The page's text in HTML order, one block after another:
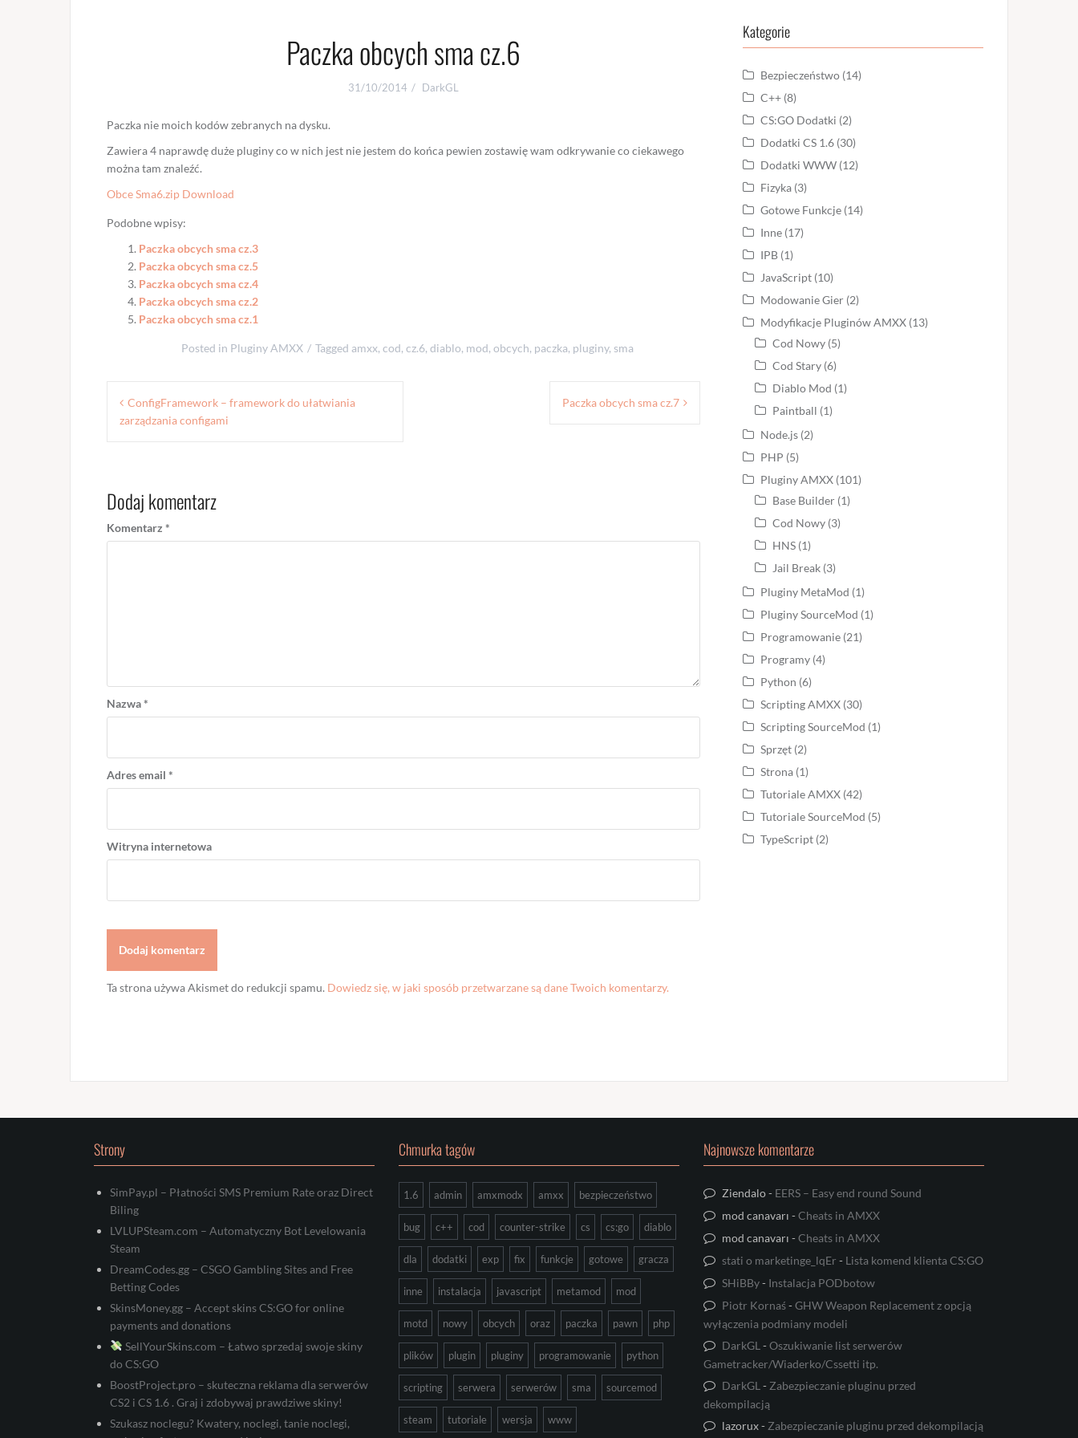
Paczka obcych sma cz.6
31/10/2014 DarkGL
Paczka nie moich kodów zebranych na dysku.
Zawiera 4 naprawdę duże pluginy co w nich jest nie jestem do końca pewien zostawię wam odkrywanie co ciekawego
można tam znaleźć.
Obce Sma6.zip Download
Podobne wpisy:
Paczka obcych sma cz.3
Paczka obcych sma cz.5
Paczka obcych sma cz.4
Paczka obcych sma cz.2
Paczka obcych sma cz.1
Posted in Pluginy AMXX Tagged amxx, cod, cz.6, diablo, mod, obcych, paczka, pluginy, sma
Nawigacja
wpisu
ConfigFramework – framework do ułatwiania
zarządzania configami
Paczka obcych sma cz.7
Dodaj komentarz
Komentarz *
Nazwa*
Adres email *
Witryna internetowa
Ta strona używa Akismet do redukcji spamu. Dowiedz się, w jaki sposób przetwarzane są dane Twoich komentarzy.
Kategorie
Bezpieczeństwo (14)
C++ (8)
CS:GO Dodatki (2)
Dodatki CS 1.6 (30)
Dodatki WWW (12)
Fizyka (3)
Gotowe Funkcje (14)
Inne (17)
IPB (1)
JavaScript (10)
Modowanie Gier (2)
Modyfikacje Pluginów AMXX (13)
Cod Nowy (5)
Cod Stary (6)
Diablo Mod (1)
Paintball (1)
Node.js (2)
PHP (5)
Pluginy AMXX (101)
Base Builder (1)
Cod Nowy (3)
HNS (1)
Jail Break (3)
Pluginy MetaMod (1)
Pluginy SourceMod (1)
Programowanie (21)
Programy (4)
Python (6)
Scripting AMXX (30)
Scripting SourceMod (1)
Sprzęt (2)
Strona (1)
Tutoriale AMXX (42)
Tutoriale SourceMod (5)
TypeScript (2)
Strony
SimPay.pl – Płatności SMS Premium Rate oraz Direct
Biling
LVLUPSteam.com – Automatyczny Bot Levelowania
Steam
DreamCodes.gg – CSGO Gambling Sites and Free
Betting Codes
SkinsMoney.gg – Accept skins CS:GO for online
payments and donations
SellYourSkins.com – Łatwo sprzedaj swoje skiny
do CS:GO
BoostProject.pro – skuteczna reklama dla serwerów
CS2 i CS 1.6 . Graj i zdobywaj prawdziwe skiny!
Szukasz noclegu? Kwatery, noclegi, tanie noclegi,
Chmurka tagów
1.6 admin amxmodx amxx bezpieczeństwo
bug c++ cod counter-strike cs cs:go diablo
dla dodatki exp fix funkcje gotowe gracza
inne instalacja javascript metamod mod
motd nowy obcych oraz paczka pawn php
plików plugin pluginy programowanie python
scripting serwera serwerów sma sourcemod
steam tutoriale wersja www
Najnowsze komentarze
Ziendalo- EERS – Easy end round Sound
mod canavarı -Cheats in AMXX
mod canavarı -Cheats in AMXX
stati o marketinge_lqEr - Lista komend klienta CS:GO
SHiBBy- Instalacja PODbotow
Piotr Kornaś-GHW Weapon Replacement z opcją
wyłączenia podmiany modeli
DarkGL -Oszukiwanie list serwerów
Gametracker/Wiaderko/Cssetti itp.
DarkGL - Zabezpieczanie pluginu przed
dekompilacją
lazorux- Zabezpieczanie pluginu przed dekompilacją